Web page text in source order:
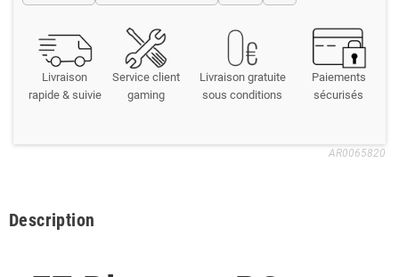
Livraison
rapide & suivie
Service client
gaming
Livraison gratuite
sous conditions
Paiements
sécurisés
AR0065820
Description